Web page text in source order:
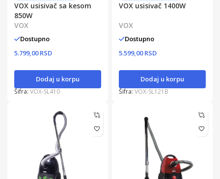
VOX usisivač sa kesom
850W
VOX
Dostupno
5.799,00 RSD
Dodaj u korpu
Šifra: VOX-SL410
VOX usisivač 1400W
VOX
Dostupno
5.599,00 RSD
Dodaj u korpu
Šifra:VOX-SL121B